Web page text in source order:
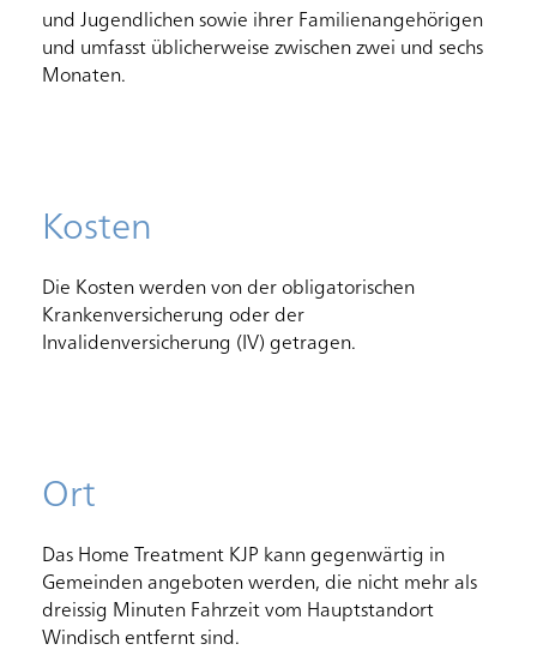
und Jugendlichen sowie ihrer Familienangehörigen
und umfasst üblicherweise zwischen zwei und sechs
Monaten.
Kosten
Die Kosten werden von der obligatorischen
Krankenversicherung oder der
Invalidenversicherung (IV) getragen.
Ort
Das Home Treatment KJP kann gegenwärtig in
Gemeinden angeboten werden, die nicht mehr als
dreissig Minuten Fahrzeit vom Hauptstandort
Windisch entfernt sind.